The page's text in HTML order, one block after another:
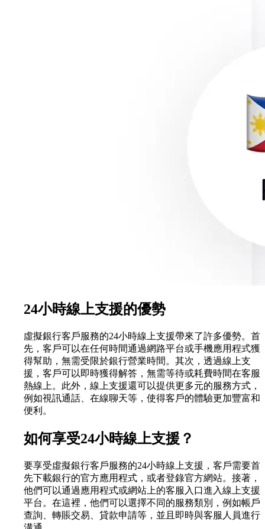
24小時線上支援的優勢
虛擬銀行客戶服務的24小時線上支援帶來了許多優勢。首
先，客戶可以在任何時間通過網路平台或手機應用程式獲
得幫助，無需受限於銀行營業時間。其次，透過線上支
援，客戶可以即時獲得解答，無需等待或耗費時間在客服
熱線上。此外，線上支援還可以提供更多元的服務方式，
例如視訊通話、在線聊天等，使得客戶的體驗更加豐富和
便利。
如何享受24小時線上支援？
要享受虛擬銀行客戶服務的24小時線上支援，客戶需要首
先下載銀行的官方應用程式，或者登錄官方網站。接著，
他們可以通過應用程式或網站上的客服入口進入線上支援
平台。在這裡，他們可以選擇不同的服務類別，例如帳戶
查詢、轉賬交易、貸款申請等，並且即時與客服人員進行